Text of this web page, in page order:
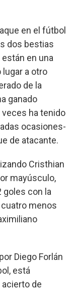
en el fútbol
dos bestias
en una
a otro
de la
ganado
ha tenido
ocasiones-
de atacante.
Cristhian
mayúsculo,
goles con la
cuatro menos
Diego Forlán
está
de